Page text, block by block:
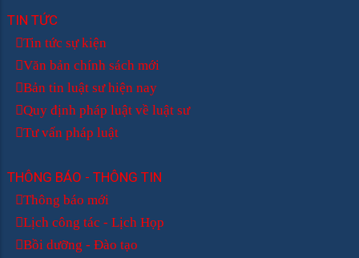
TIN TỨC
Tin tức sự kiện
Văn bản chính sách mới
Bản tin luật sư hiện nay
Quy định pháp luật về luật sư
Tư vấn pháp luật
THÔNG BÁO - THÔNG TIN
Thông báo mới
Lịch công tác - Lịch Họp
Bồi dưỡng - Đào tạo